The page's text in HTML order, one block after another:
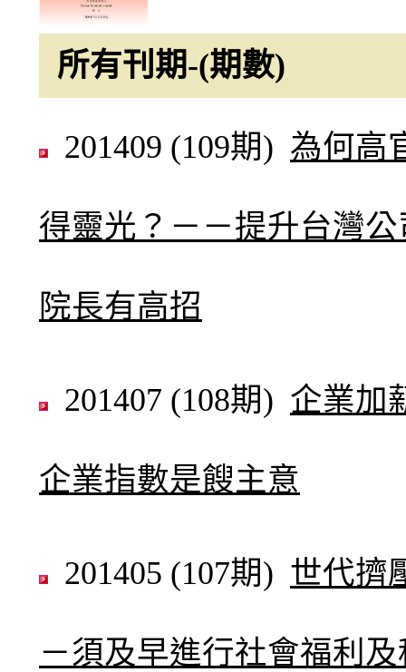
所有刊期-(期數)
201409 (109期) 為何高
得靈光？－－提升台灣
院長有高招
201407 (108期) 企業加
企業指數是餿主意
201405 (107期) 世代擠
－須及早進行社會福利